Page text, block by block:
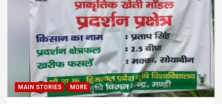
MAIN STORIES MORE